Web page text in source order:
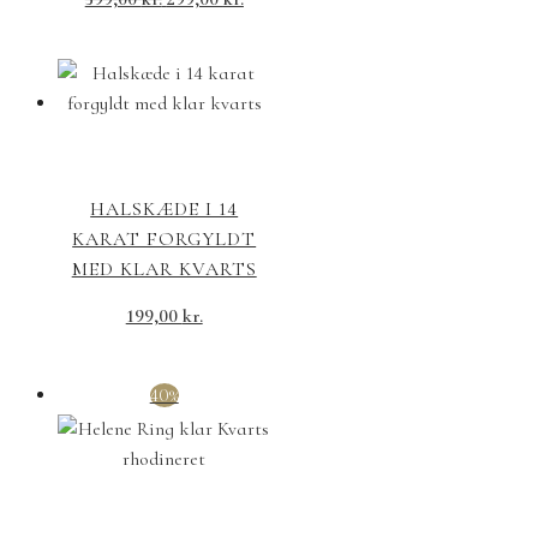
HALSKÆDE I 14
KARAT FORGYLDT
MED KLAR KVARTS
199,00 kr.
40%